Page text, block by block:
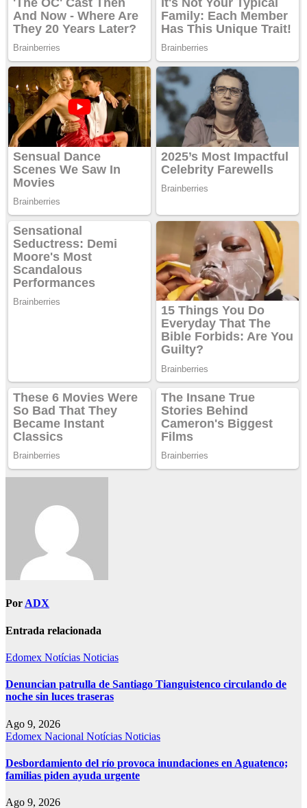
PorADX
Entrada relacionada
Edomex Notícias Noticias
Denuncian patrulla de Santiago Tianguistenco circulando de
noche sin luces traseras
Ago 9, 2026
Edomex Nacional Notícias Noticias
Desbordamiento del río provoca inundaciones en Aguatenco;
familias piden ayuda urgente
Ago 9, 2026